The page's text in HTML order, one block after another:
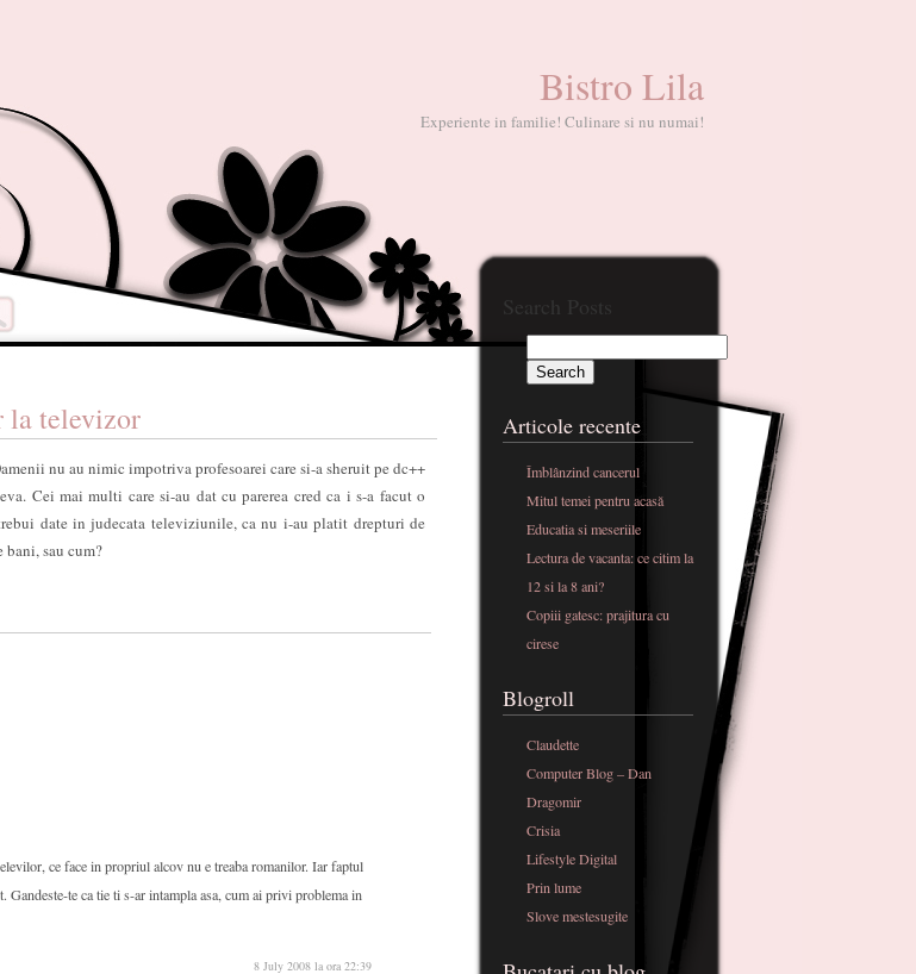
Bistro Lila
Experiente in familie! Culinare si nu numai!
la televizor
nu au nimic impotriva profesoarei care si-a sheruit pe dc++
Cei mai multi care si-au dat cu parerea cred ca i s-a facut o
date in judecata televiziunile, ca nu i-au platit drepturi de
bani, sau cum?
ce face in propriul alcov nu e treaba romanilor. Iar faptul
Gandeste-te ca tie ti s-ar intampla asa, cum ai privi problema in
8 July 2008 la ora 22:39
Search Posts
Articole recente
Îmblânzind cancerul
Mitul temei pentru acasă
Educatia si meseriile
Lectura de vacanta: ce citim la
12 si la 8 ani?
Copiii gatesc: prajitura cu
cirese
Blogroll
Claudette
Computer Blog – Dan
Dragomir
Crisia
Lifestyle Digital
Prin lume
Slove mestesugite